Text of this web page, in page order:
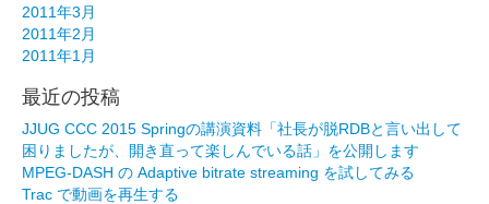
2011年3月
2011年2月
2011年1月
最近の投稿
JJUG CCC 2015 Springの講演資料「社長が脱RDBと言い出して
困りましたが、開き直って楽しんでいる話」を公開します
MPEG-DASH の Adaptive bitrate streaming を試してみる
Trac で動画を再生する